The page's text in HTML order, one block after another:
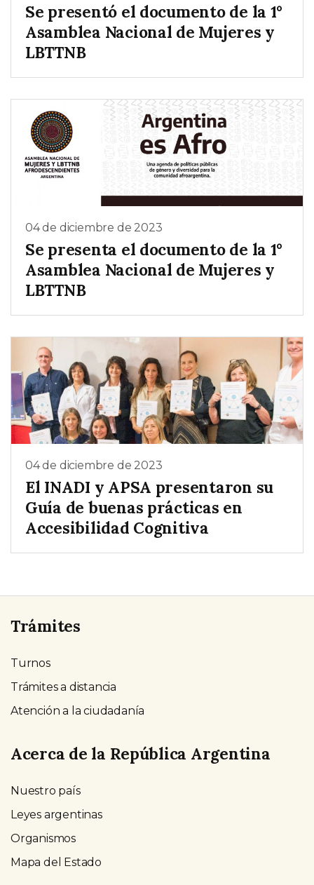
Se presentó el documento de la 1°
Asamblea Nacional de Mujeres y
LBTTNB
04 de diciembre de 2023
Se presenta el documento de la 1°
Asamblea Nacional de Mujeres y
LBTTNB
04 de diciembre de 2023
El INADI y APSA presentaron su
Guía de buenas prácticas en
Accesibilidad Cognitiva
Trámites
Turnos
Trámites a distancia
Atención a la ciudadanía
Acerca de la República Argentina
Nuestro país
Leyes argentinas
Organismos
Mapa del Estado